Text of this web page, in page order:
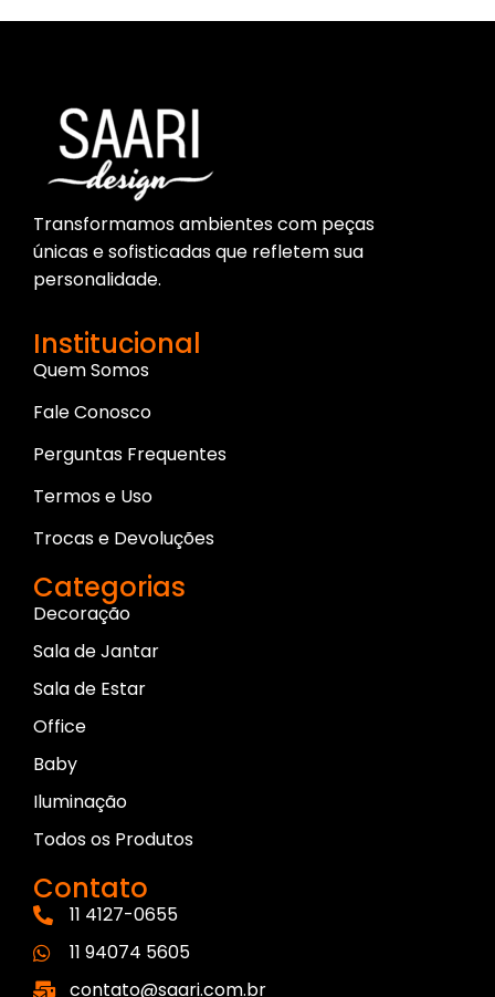
Transformamos ambientes com peças
únicas e sofisticadas que refletem sua
personalidade.
Institucional
Quem Somos
Fale Conosco
Perguntas Frequentes
Termos e Uso
Trocas e Devoluções
Categorias
Decoração
Sala de Jantar
Sala de Estar
Office
Baby
Iluminação
Todos os Produtos
Contato
11 4127-0655
11 94074 5605
contato@saari.com.br